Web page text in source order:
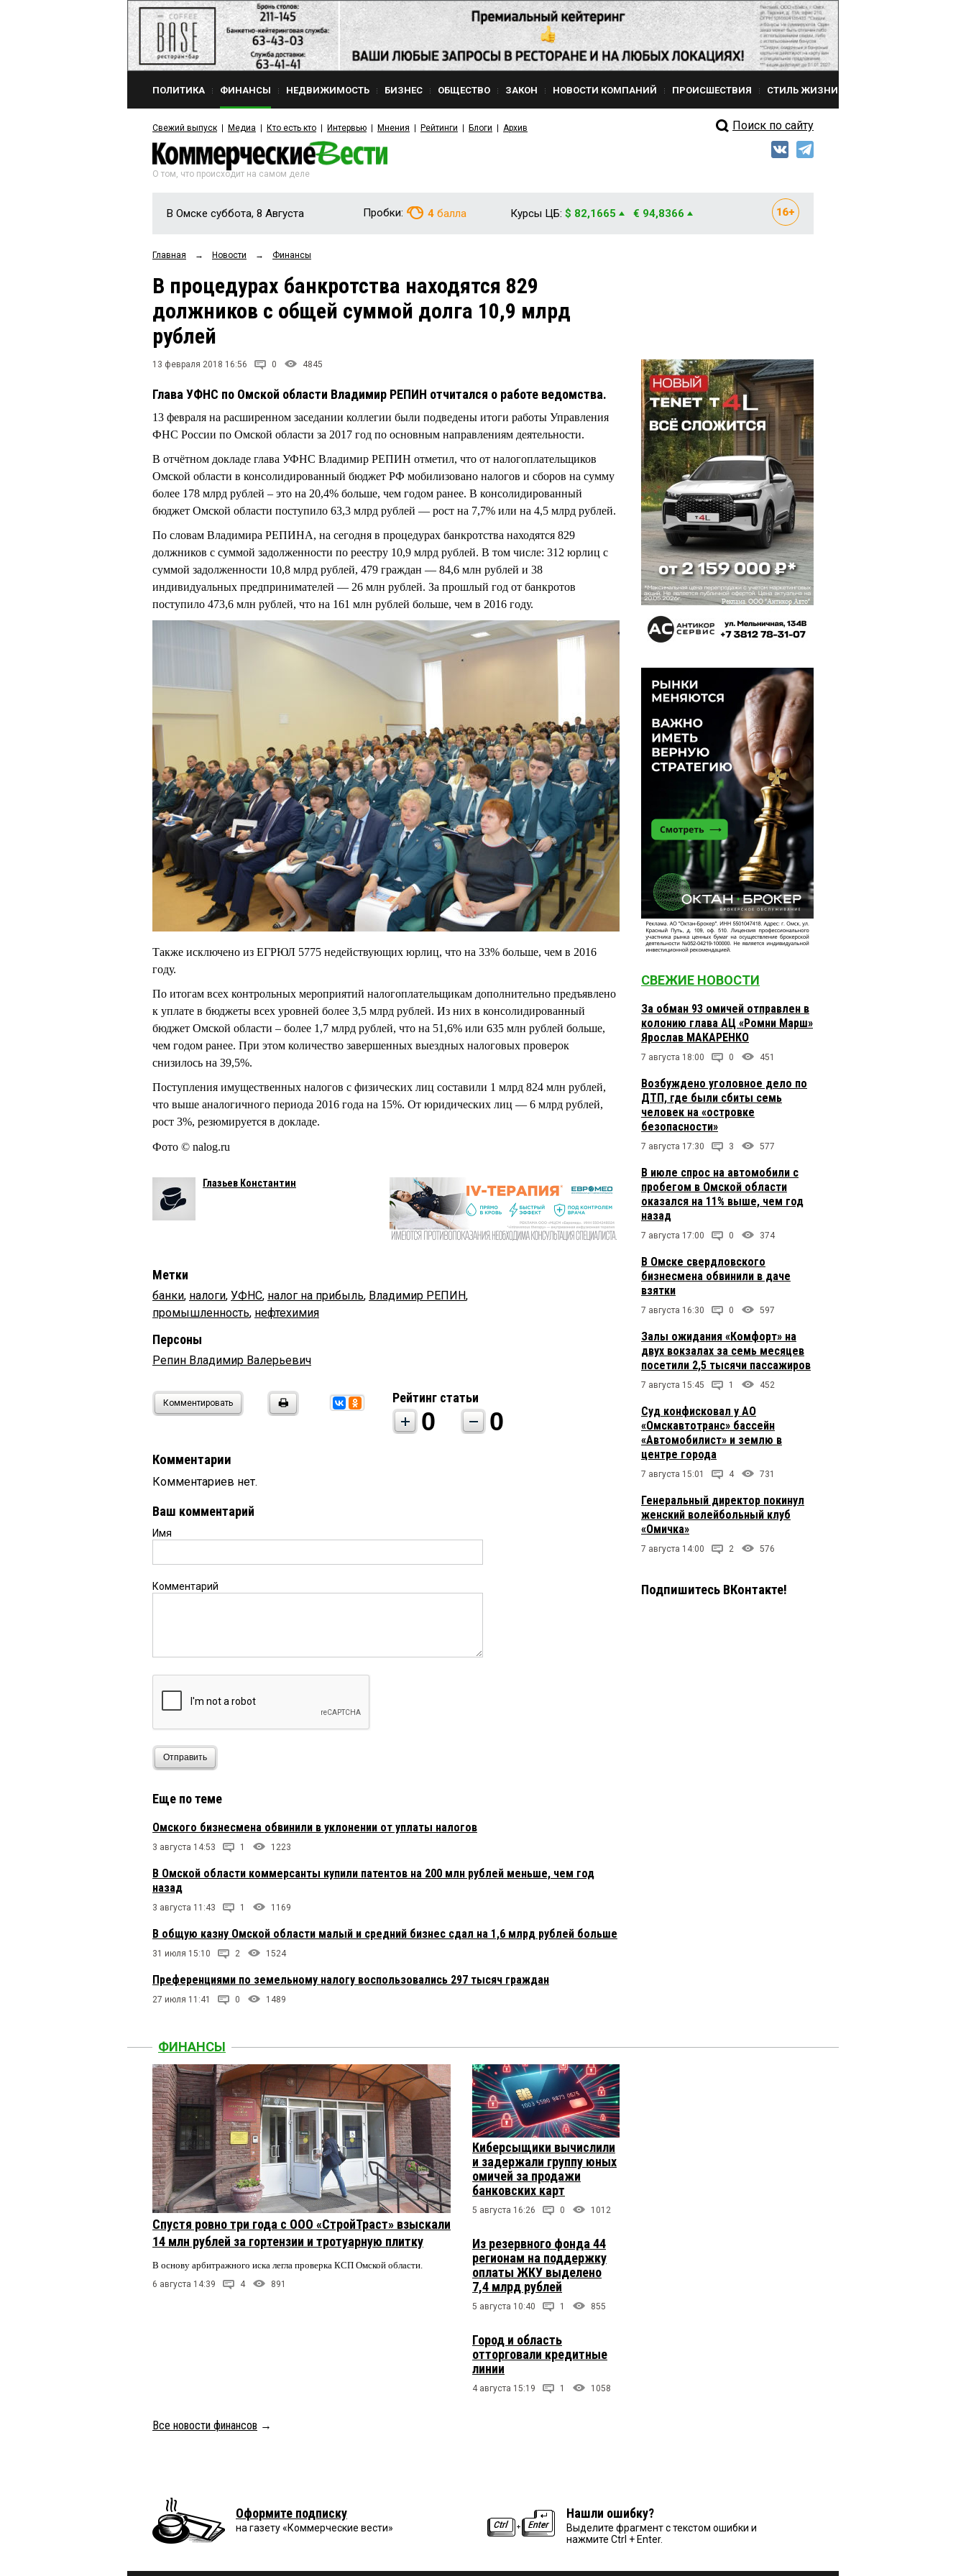
ПОЛИТИКА ФИНАНСЫ НЕДВИЖИМОСТЬ БИЗНЕС ОБЩЕСТВО ЗАКОН НОВОСТИ КОМПАНИЙ ПРОИСШЕСТВИЯ СТИЛЬ ЖИЗНИ
Свежий выпуск Медиа Кто есть кто Интервью Мнения Рейтинги Блоги Архив Поиск по сайту
О том, что происходит на самом деле
В Омске суббота, 8 Августа Пробки: 4 балла Курсы ЦБ: $ 82,1665 € 94,8366
Главная → Новости → Финансы
В процедурах банкротства находятся 829
должников с общей суммой долга 10,9 млрд
рублей
13 февраля 2018 16:56 0 4845
Глава УФНС по Омской области Владимир РЕПИН отчитался о работе ведомства.
13 февраля на расширенном заседании коллегии были подведены итоги работы Управления
ФНС России по Омской области за 2017 год по основным направлениям деятельности.
В отчётном докладе глава УФНС Владимир РЕПИН отметил, что от налогоплательщиков
Омской области в консолидированный бюджет РФ мобилизовано налогов и сборов на сумму
более 178 млрд рублей – это на 20,4% больше, чем годом ранее. В консолидированный
бюджет Омской области поступило 63,3 млрд рублей — рост на 7,7% или на 4,5 млрд рублей.
По словам Владимира РЕПИНА, на сегодня в процедурах банкротства находятся 829
должников с суммой задолженности по реестру 10,9 млрд рублей. В том числе: 312 юрлиц с
суммой задолженности 10,8 млрд рублей, 479 граждан — 84,6 млн рублей и 38
индивидуальных предпринимателей — 26 млн рублей. За прошлый год от банкротов
поступило 473,6 млн рублей, что на 161 млн рублей больше, чем в 2016 году.
Также исключено из ЕГРЮЛ 5775 недействующих юрлиц, что на 33% больше, чем в 2016
году.
По итогам всех контрольных мероприятий налогоплательщикам дополнительно предъявлено
к уплате в бюджеты всех уровней более 3,5 млрд рублей. Из них в консолидированный
бюджет Омской области – более 1,7 млрд рублей, что на 51,6% или 635 млн рублей больше,
чем годом ранее. При этом количество завершенных выездных налоговых проверок
снизилось на 39,5%.
Поступления имущественных налогов с физических лиц составили 1 млрд 824 млн рублей,
что выше аналогичного периода 2016 года на 15%. От юридических лиц — 6 млрд рублей,
рост 3%, резюмируется в докладе.
Фото © nalog.ru
Глазьев Константин
Метки
банки, налоги, УФНС, налог на прибыль, Владимир РЕПИН,
промышленность, нефтехимия
Персоны
Репин Владимир Валерьевич
Комментировать Рейтинг статьи
0 0
Комментарии
Комментариев нет.
Ваш комментарий
Имя
Комментарий
Отправить
Еще по теме
Омского бизнесмена обвинили в уклонении от уплаты налогов
3 августа 14:53 1 1223
В Омской области коммерсанты купили патентов на 200 млн рублей меньше, чем год
назад
3 августа 11:43 1 1169
В общую казну Омской области малый и средний бизнес сдал на 1,6 млрд рублей больше
31 июля 15:10 2 1524
Преференциями по земельному налогу воспользовались 297 тысяч граждан
27 июля 11:41 0 1489
СВЕЖИЕ НОВОСТИ
За обман 93 омичей отправлен в
колонию глава АЦ «Ромни Марш»
Ярослав МАКАРЕНКО
7 августа 18:00 0 451
Возбуждено уголовное дело по
ДТП, где были сбиты семь
человек на «островке
безопасности»
7 августа 17:30 3 577
В июле спрос на автомобили с
пробегом в Омской области
оказался на 11% выше, чем год
назад
7 августа 17:00 0 374
В Омске свердловского
бизнесмена обвинили в даче
взятки
7 августа 16:30 0 597
Залы ожидания «Комфорт» на
двух вокзалах за семь месяцев
посетили 2,5 тысячи пассажиров
7 августа 15:45 1 452
Суд конфисковал у АО
«Омскавтотранс» бассейн
«Автомобилист» и землю в
центре города
7 августа 15:01 4 731
Генеральный директор покинул
женский волейбольный клуб
«Омичка»
7 августа 14:00 2 576
Подпишитесь ВКонтакте!
ФИНАНСЫ
Спустя ровно три года с ООО «СтройТраст» взыскали
14 млн рублей за гортензии и тротуарную плитку
В основу арбитражного иска легла проверка КСП Омской области.
6 августа 14:39 4 891
Киберсыщики вычислили
и задержали группу юных
омичей за продажи
банковских карт
5 августа 16:26 0 1012
Из резервного фонда 44
регионам на поддержку
оплаты ЖКУ выделено
7,4 млрд рублей
5 августа 10:40 1 855
Город и область
отторговали кредитные
линии
4 августа 15:19 1 1058
Все новости финансов →
Оформите подписку
на газету «Коммерческие вести»
Нашли ошибку?
Выделите фрагмент с текстом ошибки и
нажмите Ctrl + Enter.